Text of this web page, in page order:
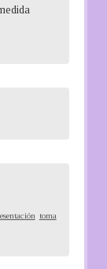
toma